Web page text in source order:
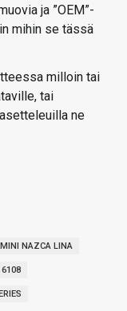
ja ”OEM”-
mihin se tässä
milloin tai
tai
ne
NAZCA LINA
6108